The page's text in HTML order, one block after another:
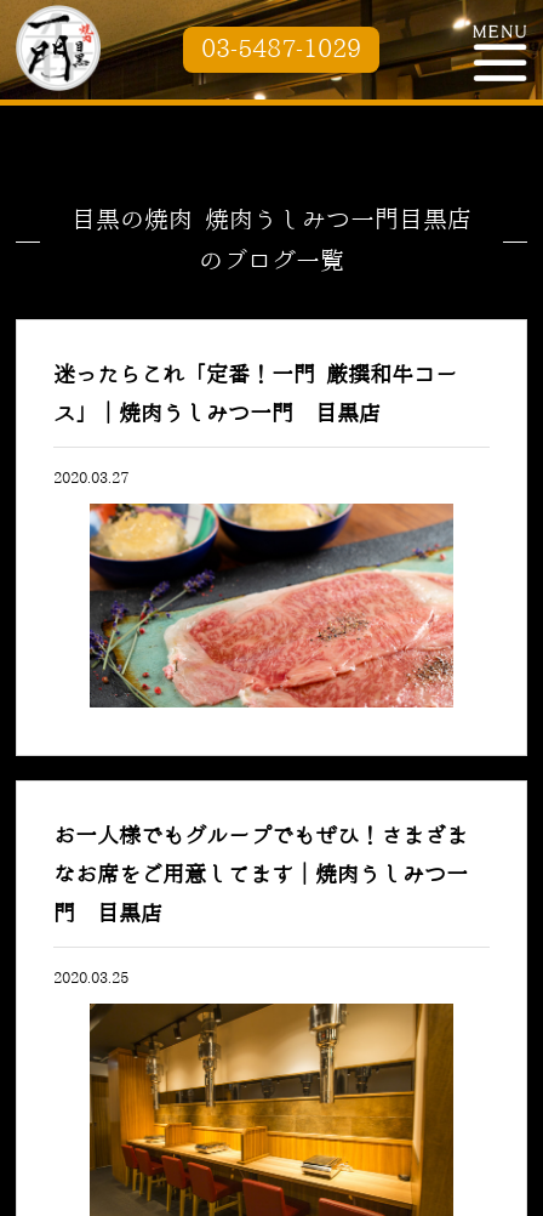
03-5487-1029
目黒の焼肉 焼肉うしみつ一門目黒店
のブログ一覧
迷ったらこれ「定番！一門 厳撰和牛コー
ス」｜焼肉うしみつ一門 目黒店
2020.03.27
お一人様でもグループでもぜひ！さまざま
なお席をご用意してます｜焼肉うしみつ一
門 目黒店
2020.03.25